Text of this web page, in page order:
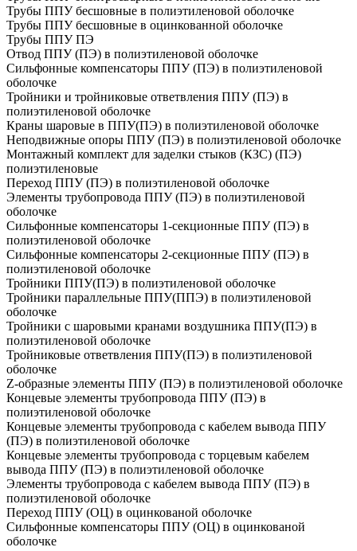
Трубы ППУ бесшовные в полиэтиленовой оболочке
Трубы ППУ бесшовные в оцинкованной оболочке
Трубы ППУ ПЭ
Отвод ППУ (ПЭ) в полиэтиленовой оболочке
Сильфонные компенсаторы ППУ (ПЭ) в полиэтиленовой
оболочке
Тройники и тройниковые ответвления ППУ (ПЭ) в
полиэтиленовой оболочке
Краны шаровые в ППУ(ПЭ) в полиэтиленовой оболочке
Неподвижные опоры ППУ (ПЭ) в полиэтиленовой оболочке
Монтажный комплект для заделки стыков (КЗС) (ПЭ)
полиэтиленовые
Переход ППУ (ПЭ) в полиэтиленовой оболочке
Элементы трубопровода ППУ (ПЭ) в полиэтиленовой
оболочке
Сильфонные компенсаторы 1-секционные ППУ (ПЭ) в
полиэтиленовой оболочке
Сильфонные компенсаторы 2-секционные ППУ (ПЭ) в
полиэтиленовой оболочке
Тройники ППУ(ПЭ) в полиэтиленовой оболочке
Тройники параллельные ППУ(ППЭ) в полиэтиленовой
оболочке
Тройники с шаровыми кранами воздушника ППУ(ПЭ) в
полиэтиленовой оболочке
Тройниковые ответвления ППУ(ПЭ) в полиэтиленовой
оболочке
Z-образные элементы ППУ (ПЭ) в полиэтиленовой оболочке
Концевые элементы трубопровода ППУ (ПЭ) в
полиэтиленовой оболочке
Концевые элементы трубопровода с кабелем вывода ППУ
(ПЭ) в полиэтиленовой оболочке
Концевые элементы трубопровода с торцевым кабелем
вывода ППУ (ПЭ) в полиэтиленовой оболочке
Элементы трубопровода с кабелем вывода ППУ (ПЭ) в
полиэтиленовой оболочке
Переход ППУ (ОЦ) в оцинкованой оболочке
Сильфонные компенсаторы ППУ (ОЦ) в оцинкованой
оболочке